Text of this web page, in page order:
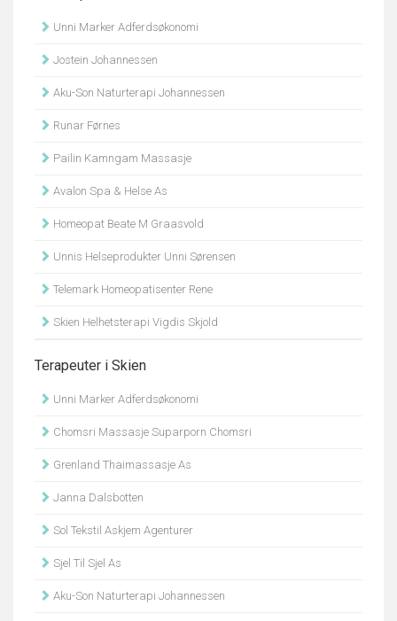
Unni Marker Adferdsøkonomi
Jostein Johannessen
Aku-Son Naturterapi Johannessen
Runar Førnes
Pailin Kamngam Massasje
Avalon Spa & Helse As
Homeopat Beate M Graasvold
Unnis Helseprodukter Unni Sørensen
Telemark Homeopatisenter Rene
Skien Helhetsterapi Vigdis Skjold
Terapeuter i Skien
Unni Marker Adferdsøkonomi
Chomsri Massasje Suparporn Chomsri
Grenland Thaimassasje As
Janna Dalsbotten
Sol Tekstil Askjem Agenturer
Sjel Til Sjel As
Aku-Son Naturterapi Johannessen